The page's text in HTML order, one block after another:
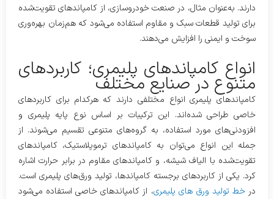
دارند. به‌عنوان مثال، در صنعت خودروسازی، از کامپاندهای تقویت‌شده
برای تولید قطعات سبک و مقاوم استفاده می‌شود که هم‌زمان بهره‌وری
سوخت و ایمنی را افزایش می‌دهند.
انواع کامپاندهای پلیمری؛ کاربردهای
متنوع در صنایع مختلف
کامپاندهای پلیمری انواع مختلفی دارند که هرکدام برای کاربردهای
خاصی طراحی شده‌اند. این ترکیبات بر اساس نوع پایه پلیمری و
افزودنی‌های مورد استفاده، به گروه‌های متنوعی تقسیم می‌شوند. از
جمله این انواع می‌توان به کامپاندهای ترموپلاستیک، کامپاندهای
تقویت‌شده با الیاف شیشه، و کامپاندهای مقاوم در برابر حرارت اشاره
کرد. یکی از کاربردهای برجسته کامپاندها، تولید ورق‌های پلیمری است.
درخط تولید ورق های پلیمری، از کامپاندهای خاصی استفاده می‌شود